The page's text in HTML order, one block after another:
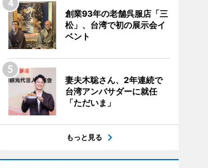
創業93年の老舗呉服店「三
松」、台湾で初の展示会イ
ベント
妻夫木聡さん、2年連続で
台湾アンバサダーに就任
「ただいま」
もっと見る